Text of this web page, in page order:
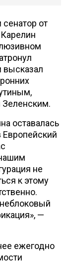
от
высказал
оставалась
Европейский
не
к этому
—
ежегодно